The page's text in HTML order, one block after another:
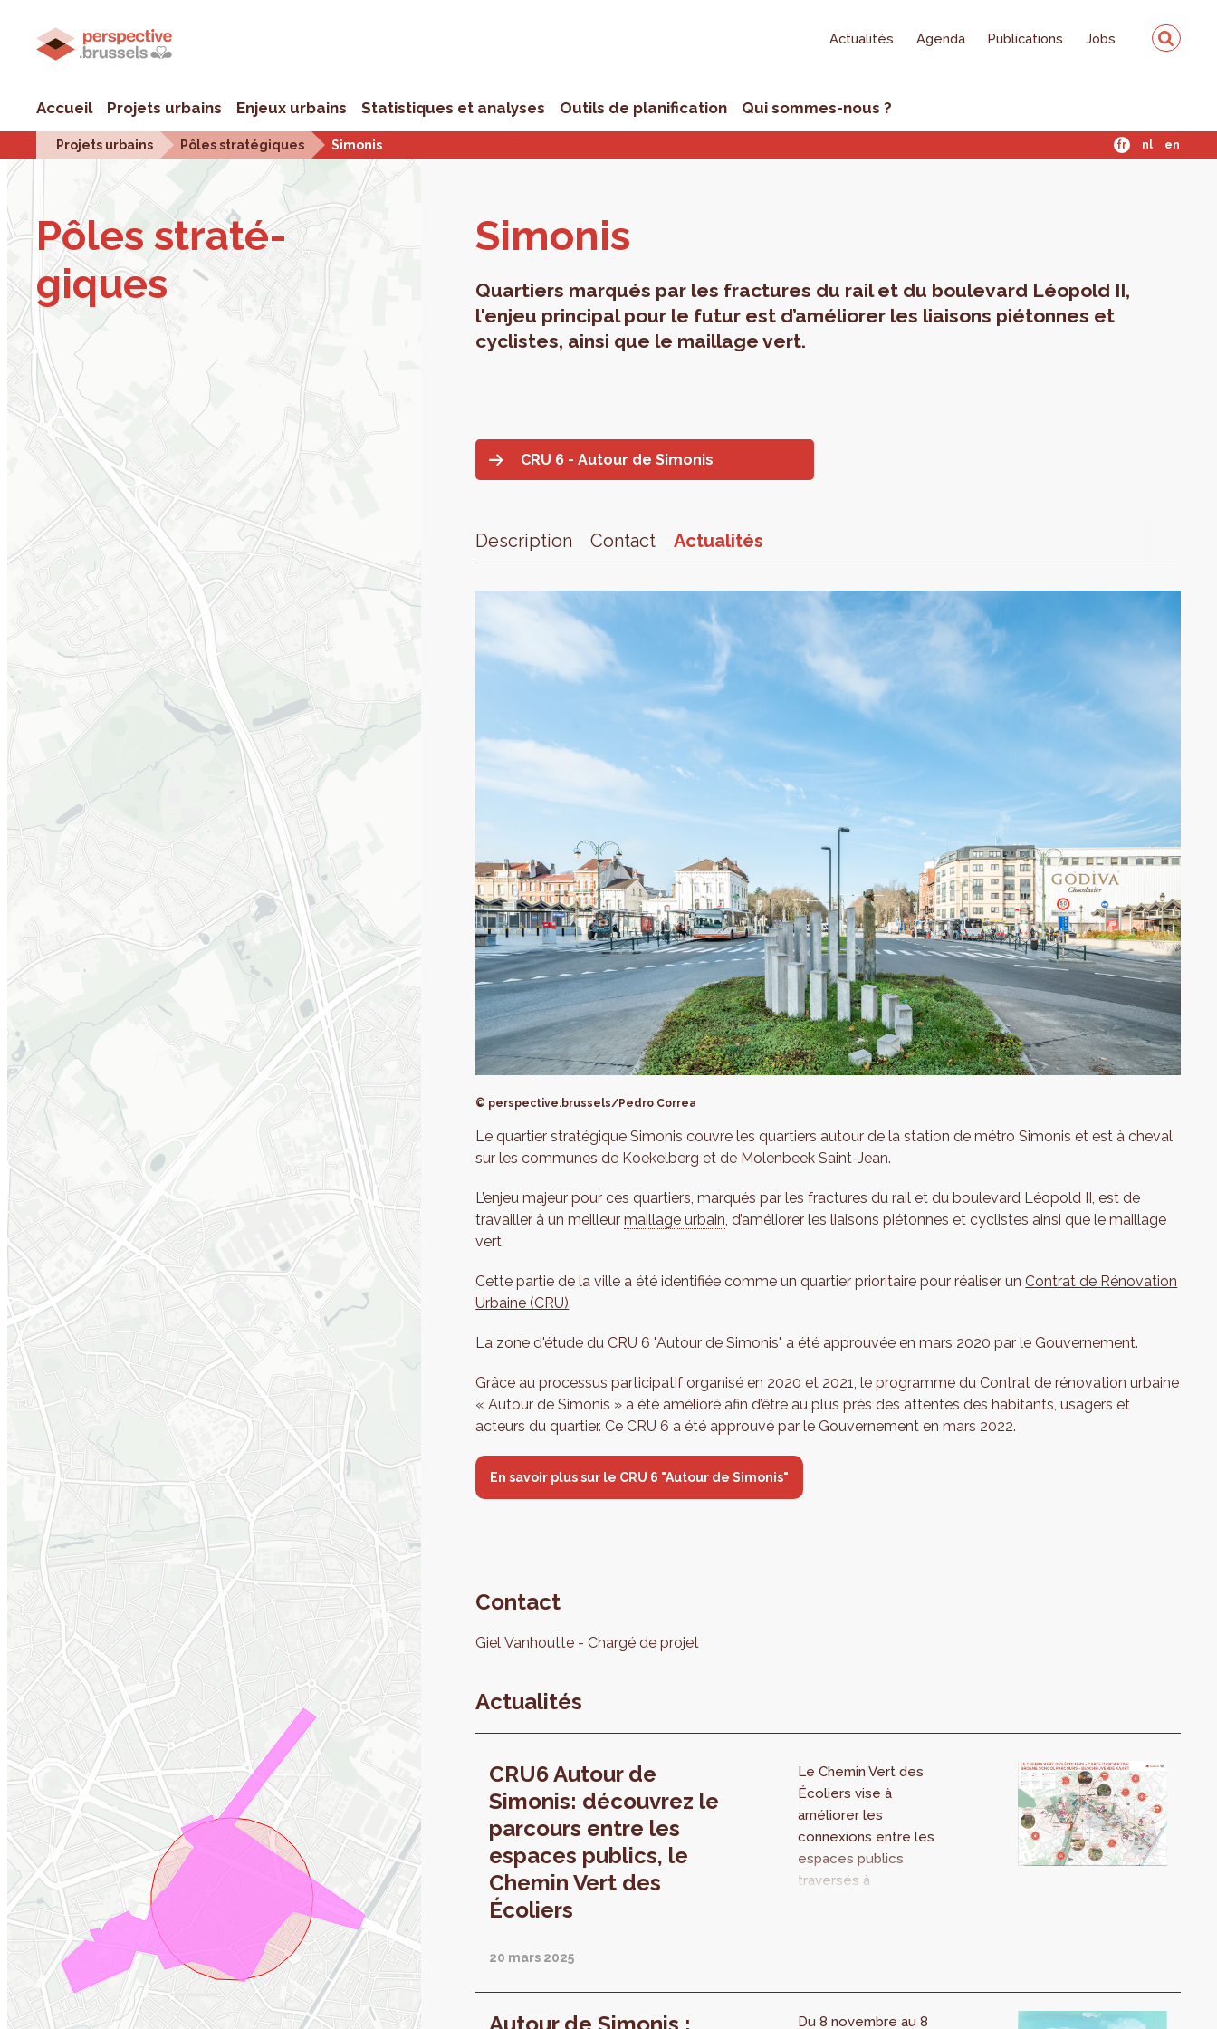
Actualités Agenda Publications Jobs
Accueil Projets urbains Enjeux urbains Statistiques et analyses Outils de planification Qui sommes-nous ?
Projets urbains Pôles stratégiques Simonis fr nl en
Pôles stra­té­
giques
Simo­nis
Quartiers marqués par les fractures du rail et du boulevard Léopold II,
l'enjeu principal pour le futur est d’améliorer les liaisons piétonnes et
cyclistes, ainsi que le maillage vert.
CRU 6 - Autour de Simonis
Description Contact Actualités
© perspective.brussels/Pedro Correa
Le quartier stratégique Simonis couvre les quartiers autour de la station de métro Simonis et est à cheval
sur les communes de Koekelberg et de Molenbeek Saint-Jean.
L’enjeu majeur pour ces quartiers, marqués par les fractures du rail et du boulevard Léopold II, est de
travailler à un meilleurmaillage urbain, d’améliorer les liaisons piétonnes et cyclistes ainsi que le maillage
vert.
Cette partie de la ville a été identifiée comme un quartier prioritaire pour réaliser unContrat de Rénovation
Urbaine (CRU).
La zone d'étude du CRU 6 "Autour de Simonis" a été approuvée en mars 2020 par le Gouvernement.
Grâce au processus participatif organisé en 2020 et 2021, le programme du Contrat de rénovation urbaine
« Autour de Simonis » a été amélioré afin d’être au plus près des attentes des habitants, usagers et
acteurs du quartier. Ce CRU 6 a été approuvé par le Gouvernement en mars 2022.
En savoir plus sur le CRU 6 "Autour de Simonis"
Contact
Giel Vanhoutte Chargé de projet
Actualités
CRU6 Autour de
Simonis: découvrez le
parcours entre les
espaces publics, le
Chemin Vert des
Écoliers
20 mars 2025
Le Chemin Vert des
Écoliers vise à
améliorer les
connexions entre les
espaces publics
traversés à
à l'Athénée Royal
Du 8 novembre au 8